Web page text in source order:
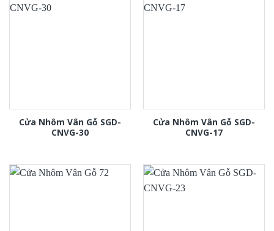
Cửa Nhôm Vân Gỗ SGD-
CNVG-30
Cửa Nhôm Vân Gỗ SGD-
CNVG-17